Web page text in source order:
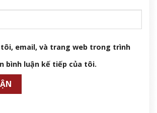
email, và trang web trong trình
bình luận kế tiếp của tôi.